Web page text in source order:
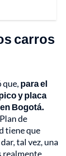
carros
que, para el
y placa
Bogotá.
de
tiene que
tal vez, una
realmente